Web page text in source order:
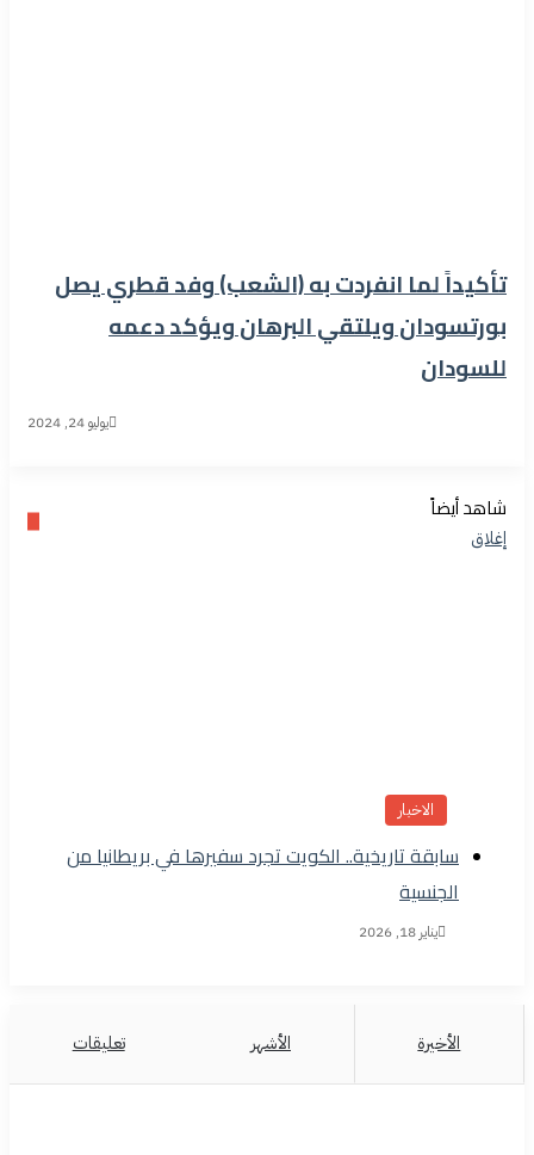
تأكيداً لما انفردت به (الشعب) وفد قطري يصل
بورتسودان ويلتقي البرهان ويؤكد دعمه
للسودان
يوليو 24, 2024
شاهد أيضاً
إغلاق
الاخبار
سابقة تاريخية.. الكويت تجرد سفيرها في بريطانيا من
الجنسية
يناير 18, 2026
الأخيرة الأشهر تعليقات